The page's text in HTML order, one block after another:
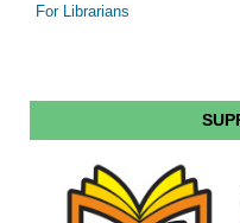
For Librarians